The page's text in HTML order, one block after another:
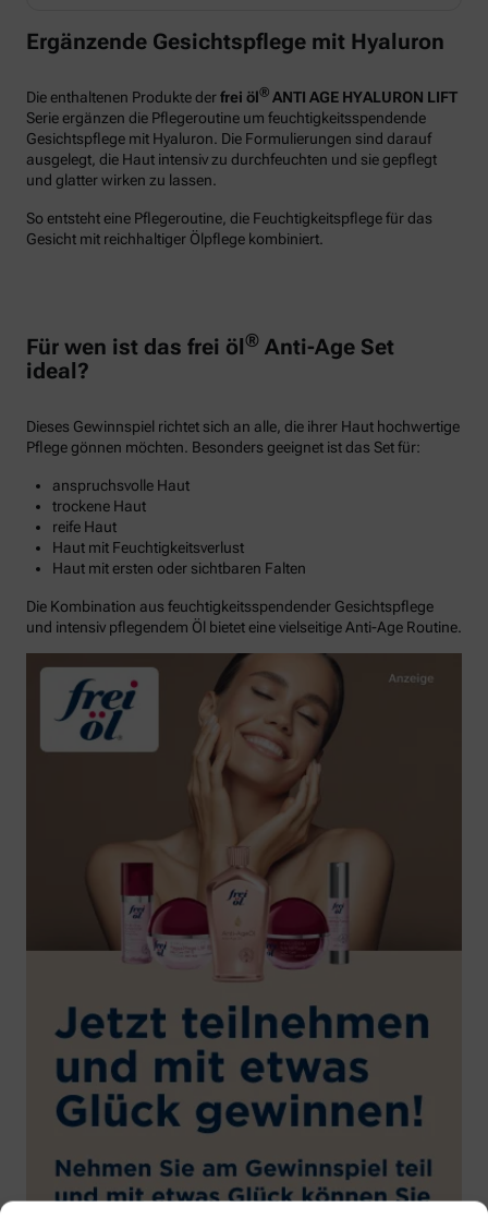
Ergänzende Gesichtspflege mit Hyaluron
Die enthaltenen Produkte derfrei öl® ANTI AGE HYALURON LIFT
Serie ergänzen die Pflegeroutine um feuchtigkeitsspendende
Gesichtspflege mit Hyaluron. Die Formulierungen sind darauf
ausgelegt, die Haut intensiv zu durchfeuchten und sie gepflegt
und glatter wirken zu lassen.
So entsteht eine Pflegeroutine, die Feuchtigkeitspflege für das
Gesicht mit reichhaltiger Ölpflege kombiniert.
Für wen ist das frei öl® Anti-Age Set
ideal?
Dieses Gewinnspiel richtet sich an alle, die ihrer Haut hochwertige
Pflege gönnen möchten. Besonders geeignet ist das Set für:
anspruchsvolle Haut
trockene Haut
reife Haut
Haut mit Feuchtigkeitsverlust
Haut mit ersten oder sichtbaren Falten
Die Kombination aus feuchtigkeitsspendender Gesichtspflege
und intensiv pflegendem Öl bietet eine vielseitige Anti-Age Routine.